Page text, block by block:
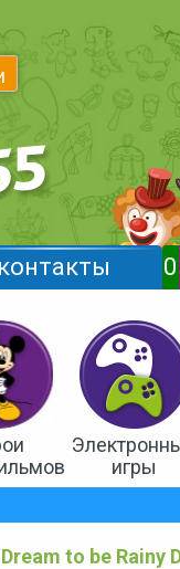
контакты 0
игры
to be Rainy